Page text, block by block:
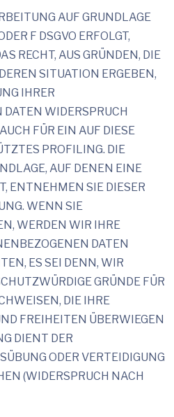
AUF GRUNDLAGE
F DSGVO ERFOLGT,
RECHT, AUS GRÜNDEN, DIE
SITUATION ERGEBEN,
IHRER
WIDERSPRUCH
FÜR EIN AUF DIESE
PROFILING. DIE
AUF DENEN EINE
ENTNEHMEN SIE DIESER
WENN SIE
WERDEN WIR IHRE
DATEN
ES SEI DENN, WIR
GRÜNDE FÜR
DIE IHRE
FREIHEITEN ÜBERWIEGEN
DIENT DER
ODER VERTEIDIGUNG
(WIDERSPRUCH NACH